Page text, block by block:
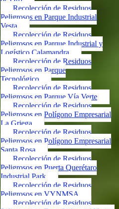
Recolección de Residuos
Peligrosos en Parque Industrial
Vesta
Recolección de Residuos
Peligrosos en Parque Industrial y
Logístico Calamandra
Recolección de Residuos
Peligrosos en Parque
Tecnológico
Recolección de Residuos
Peligrosos en Parque Vía Verte
Recolección de Residuos
Peligrosos en Polígono Empresarial
La Griega
Recolección de Residuos
Peligrosos en Polígono Empresarial
Santa Rosa
Recolección de Residuos
Peligrosos en Puerta Querétaro
Industrial Park
Recolección de Residuos
Peligrosos en VYNMSA
Recolección de Residuos